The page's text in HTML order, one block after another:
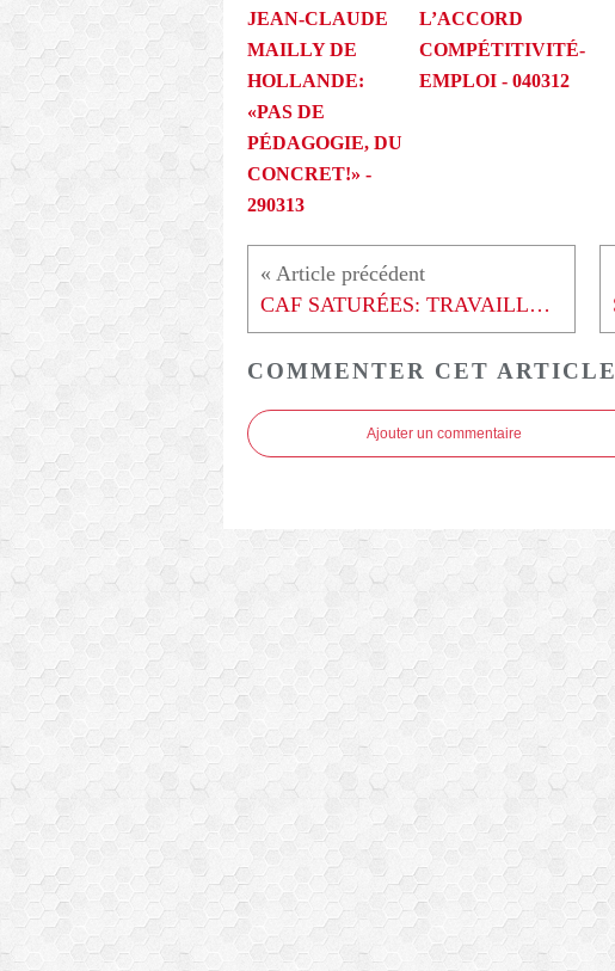
JEAN-CLAUDE
MAILLY DE
HOLLANDE:
«PAS DE
PÉDAGOGIE, DU
CONCRET!» -
290313
L’ACCORD
COMPÉTITIVITÉ-
EMPLOI - 040312
CAF SATURÉES: TRAVAILLER PLUS... - 050210
COMMENTER CET ARTICLE
Ajouter un commentaire